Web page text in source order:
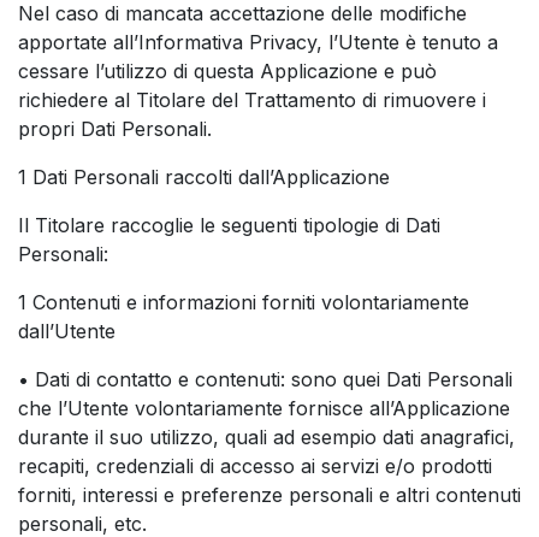
Nel caso di mancata accettazione delle modifiche
apportate all’Informativa Privacy, l’Utente è tenuto a
cessare l’utilizzo di questa Applicazione e può
richiedere al Titolare del Trattamento di rimuovere i
propri Dati Personali.
1 Dati Personali raccolti dall’Applicazione
Il Titolare raccoglie le seguenti tipologie di Dati
Personali:
1 Contenuti e informazioni forniti volontariamente
dall’Utente
• Dati di contatto e contenuti: sono quei Dati Personali
che l’Utente volontariamente fornisce all’Applicazione
durante il suo utilizzo, quali ad esempio dati anagrafici,
recapiti, credenziali di accesso ai servizi e/o prodotti
forniti, interessi e preferenze personali e altri contenuti
personali, etc.